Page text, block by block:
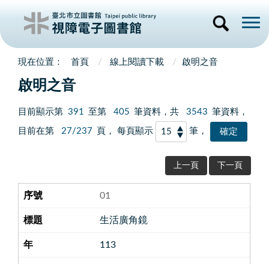
首頁 線上閱讀下載 啟明之音
啟明之音
目前顯示第 391 至第 405 筆資料，共 3543 筆資料，
目前在第 27/237 頁， 每頁顯示 筆，
上一頁 下一頁
01
生活廣角鏡
113